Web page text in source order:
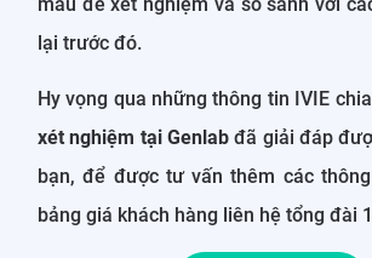
lại trước đó.
Hy vọng qua những thông tin IVIE
xét nghiệm tại Genlabđã giải đáp
bạn, để được tư vấn thêm các
bảng giá khách hàng liên hệ tổng đài